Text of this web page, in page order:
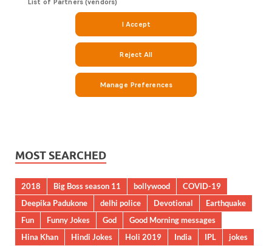
MOST SEARCHED
2018 Big Boss season 11 bollywood
COVID-19
Deepika Padukone
delhi police Devotional
Earthquake
Fun
Funny Jokes God
Good Morning messages
Hina Khan
Hindi Jokes Holi 2019 India IPL
jokes